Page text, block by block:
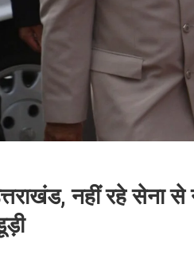
नहीं रहे सेना